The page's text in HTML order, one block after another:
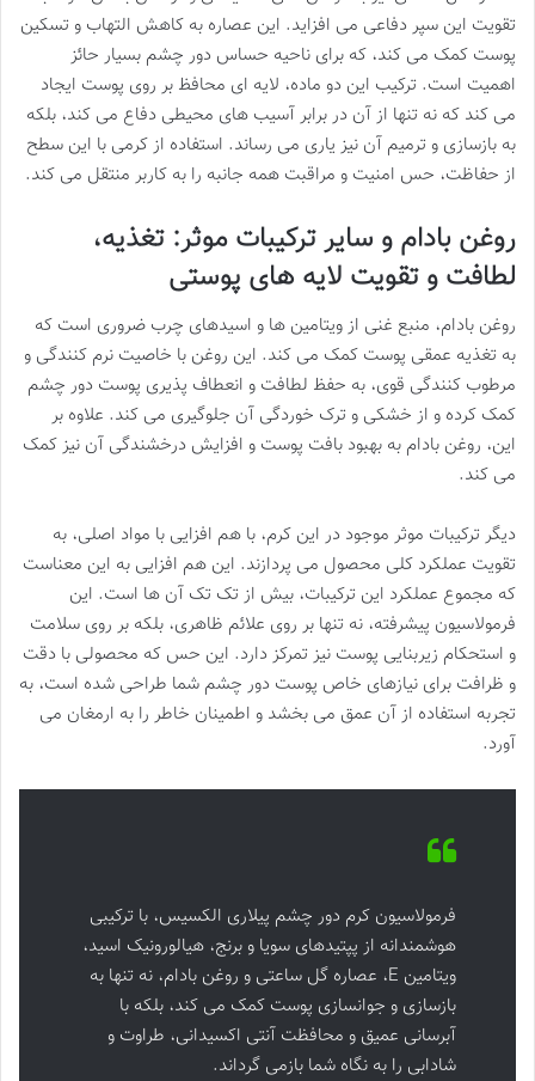
تقویت این سپر دفاعی می افزاید. این عصاره به کاهش التهاب و تسکین
پوست کمک می کند، که برای ناحیه حساس دور چشم بسیار حائز
اهمیت است. ترکیب این دو ماده، لایه ای محافظ بر روی پوست ایجاد
می کند که نه تنها از آن در برابر آسیب های محیطی دفاع می کند، بلکه
به بازسازی و ترمیم آن نیز یاری می رساند. استفاده از کرمی با این سطح
از حفاظت، حس امنیت و مراقبت همه جانبه را به کاربر منتقل می کند.
روغن بادام و سایر ترکیبات موثر: تغذیه،
لطافت و تقویت لایه های پوستی
روغن بادام، منبع غنی از ویتامین ها و اسیدهای چرب ضروری است که
به تغذیه عمقی پوست کمک می کند. این روغن با خاصیت نرم کنندگی و
مرطوب کنندگی قوی، به حفظ لطافت و انعطاف پذیری پوست دور چشم
کمک کرده و از خشکی و ترک خوردگی آن جلوگیری می کند. علاوه بر
این، روغن بادام به بهبود بافت پوست و افزایش درخشندگی آن نیز کمک
می کند.
دیگر ترکیبات موثر موجود در این کرم، با هم افزایی با مواد اصلی، به
تقویت عملکرد کلی محصول می پردازند. این هم افزایی به این معناست
که مجموع عملکرد این ترکیبات، بیش از تک تک آن ها است. این
فرمولاسیون پیشرفته، نه تنها بر روی علائم ظاهری، بلکه بر روی سلامت
و استحکام زیربنایی پوست نیز تمرکز دارد. این حس که محصولی با دقت
و ظرافت برای نیازهای خاص پوست دور چشم شما طراحی شده است، به
تجربه استفاده از آن عمق می بخشد و اطمینان خاطر را به ارمغان می
آورد.
فرمولاسیون کرم دور چشم پیلاری الکسیس، با ترکیبی
هوشمندانه از پپتیدهای سویا و برنج، هیالورونیک اسید،
ویتامین E، عصاره گل ساعتی و روغن بادام، نه تنها به
بازسازی و جوانسازی پوست کمک می کند، بلکه با
آبرسانی عمیق و محافظت آنتی اکسیدانی، طراوت و
شادابی را به نگاه شما بازمی گرداند.